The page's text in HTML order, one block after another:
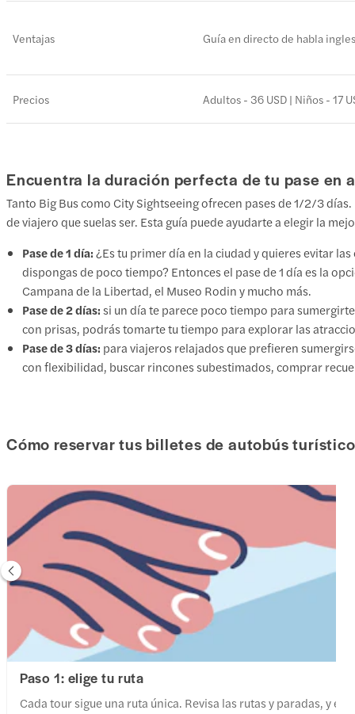
Ventajas Guía en directo de habla
Precios Adultos - 36 USD | Niños - 17
Encuentra la duración perfecta de tu pase en
Tanto Big Bus como City Sightseeing ofrecen pases de 1/2/3
de viajero que suelas ser. Esta guía puede ayudarte a elegir la
Pase de 1 día:¿Es tu primer día en la ciudad y quieres evitar
dispongas de poco tiempo? Entonces el pase de 1 día es la
Campana de la Libertad, el Museo Rodin y mucho más.
Pase de 2 días:si un día te parece poco tiempo para
con prisas, podrás tomarte tu tiempo para explorar las
Pase de 3 días: para viajeros relajados que prefieren
con flexibilidad, buscar rincones subestimados, comprar
Cómo reservar tus billetes de autobús turístico
Paso 1: elige tu ruta
Cada tour sigue una ruta única. Revisa las rutas y paradas, y